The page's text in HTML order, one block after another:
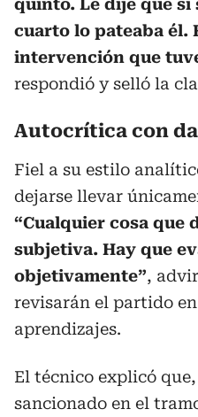
quinto. Le dije que si
cuarto lo pateaba él.
intervención que
respondió y selló la
Autocrítica con
Fiel a su estilo
dejarse llevar
“Cualquier cosa que
subjetiva. Hay que
objetivamente”,
revisarán el partido
aprendizajes.
El técnico explicó
sancionado en el